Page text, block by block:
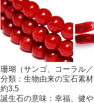
珊瑚（サンゴ、コーラル
分類：生物由来の宝石素
約3.5
誕生石の意味：幸福、健